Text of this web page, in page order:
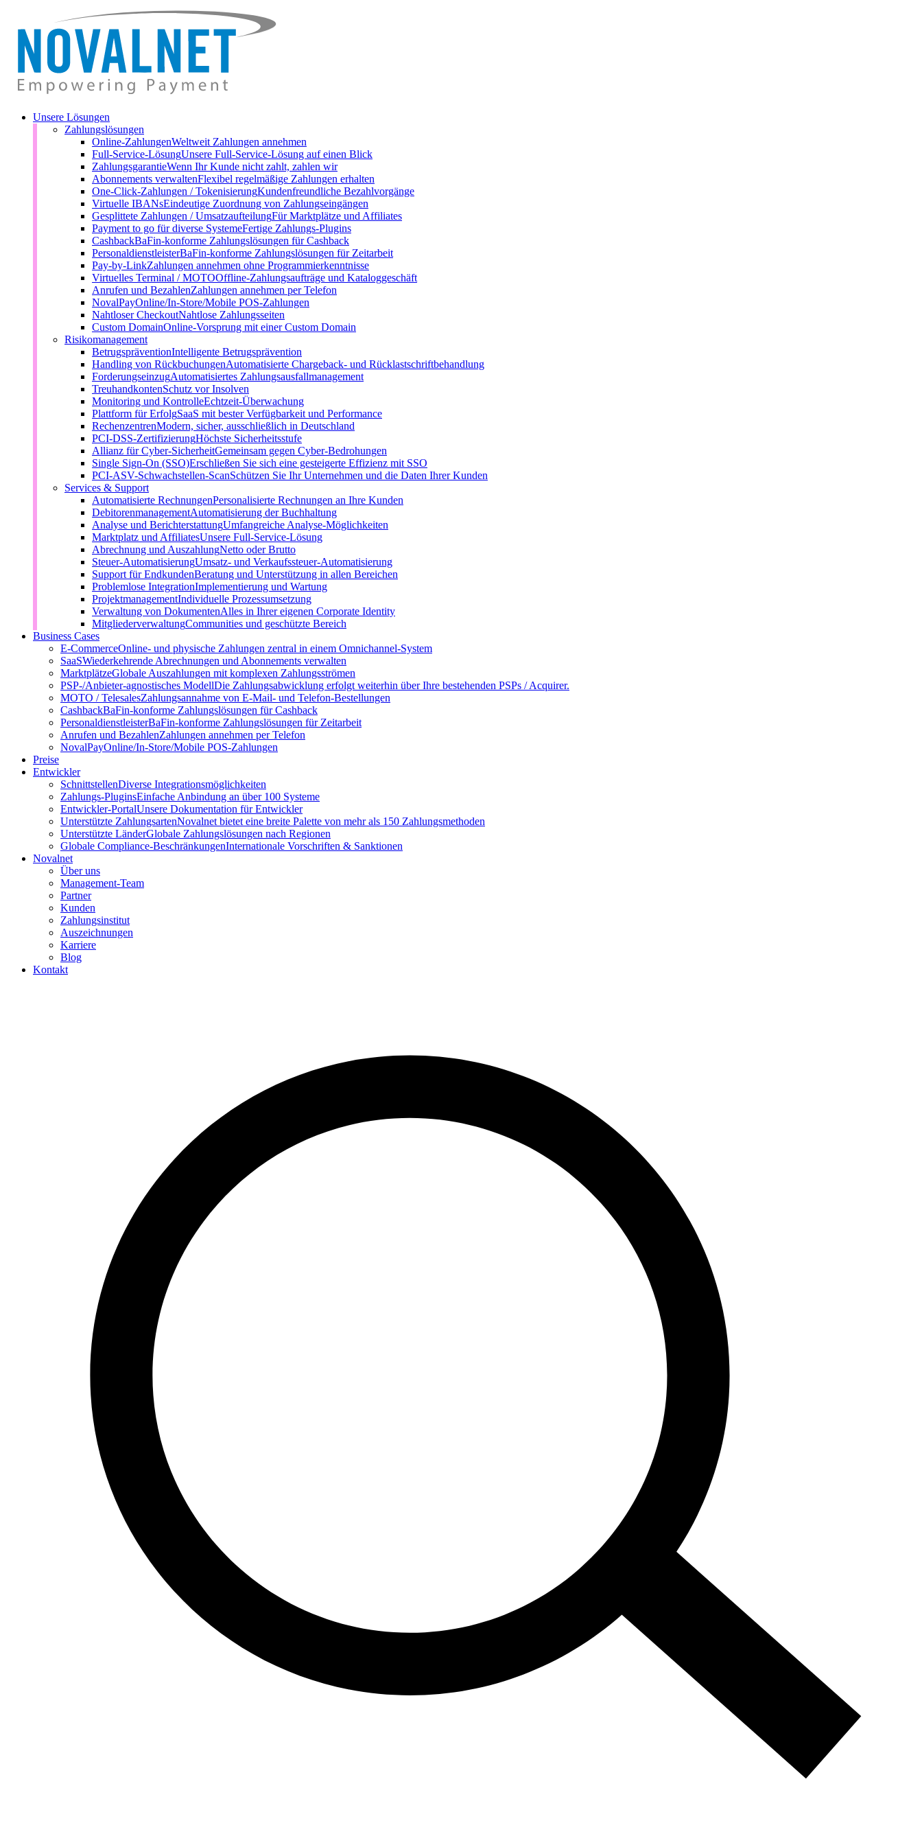
Unsere Lösungen
Zahlungslösungen
Online-ZahlungenWeltweit Zahlungen annehmen
Full-Service-LösungUnsere Full-Service-Lösung auf einen Blick
ZahlungsgarantieWenn Ihr Kunde nicht zahlt, zahlen wir
Abonnements verwaltenFlexibel regelmäßige Zahlungen erhalten
One-Click-Zahlungen / TokenisierungKundenfreundliche Bezahlvorgänge
Virtuelle IBANsEindeutige Zuordnung von Zahlungseingängen
Gesplittete Zahlungen / UmsatzaufteilungFür Marktplätze und Affiliates
Payment to go für diverse SystemeFertige Zahlungs-Plugins
CashbackBaFin-konforme Zahlungslösungen für Cashback
PersonaldienstleisterBaFin-konforme Zahlungslösungen für Zeitarbeit
Pay-by-LinkZahlungen annehmen ohne Programmierkenntnisse
Virtuelles Terminal / MOTOOffline-Zahlungsaufträge und Kataloggeschäft
Anrufen und BezahlenZahlungen annehmen per Telefon
NovalPayOnline/In-Store/Mobile POS-Zahlungen
Nahtloser CheckoutNahtlose Zahlungsseiten
Custom DomainOnline-Vorsprung mit einer Custom Domain
Risikomanagement
BetrugspräventionIntelligente Betrugsprävention
Handling von RückbuchungenAutomatisierte Chargeback- und Rücklastschriftbehandlung
ForderungseinzugAutomatisiertes Zahlungsausfallmanagement
TreuhandkontenSchutz vor Insolven
Monitoring und KontrolleEchtzeit-Überwachung
Plattform für ErfolgSaaS mit bester Verfügbarkeit und Performance
RechenzentrenModern, sicher, ausschließlich in Deutschland
PCI-DSS-ZertifizierungHöchste Sicherheitsstufe
Allianz für Cyber-SicherheitGemeinsam gegen Cyber-Bedrohungen
Single Sign-On (SSO)Erschließen Sie sich eine gesteigerte Effizienz mit SSO
PCI-ASV-Schwachstellen-ScanSchützen Sie Ihr Unternehmen und die Daten Ihrer Kunden
Services & Support
Automatisierte RechnungenPersonalisierte Rechnungen an Ihre Kunden
DebitorenmanagementAutomatisierung der Buchhaltung
Analyse und BerichterstattungUmfangreiche Analyse-Möglichkeiten
Marktplatz und AffiliatesUnsere Full-Service-Lösung
Abrechnung und AuszahlungNetto oder Brutto
Steuer-AutomatisierungUmsatz- und Verkaufssteuer-Automatisierung
Support für EndkundenBeratung und Unterstützung in allen Bereichen
Problemlose IntegrationImplementierung und Wartung
ProjektmanagementIndividuelle Prozessumsetzung
Verwaltung von DokumentenAlles in Ihrer eigenen Corporate Identity
MitgliederverwaltungCommunities und geschützte Bereich
Business Cases
E-CommerceOnline- und physische Zahlungen zentral in einem Omnichannel-System
SaaSWiederkehrende Abrechnungen und Abonnements verwalten
MarktplätzeGlobale Auszahlungen mit komplexen Zahlungsströmen
PSP-/Anbieter‑agnostisches ModellDie Zahlungsabwicklung erfolgt weiterhin über Ihre bestehenden PSPs / Acquirer.
MOTO / TelesalesZahlungsannahme von E-Mail- und Telefon-Bestellungen
CashbackBaFin-konforme Zahlungslösungen für Cashback
PersonaldienstleisterBaFin-konforme Zahlungslösungen für Zeitarbeit
Anrufen und BezahlenZahlungen annehmen per Telefon
NovalPayOnline/In-Store/Mobile POS-Zahlungen
Preise
Entwickler
SchnittstellenDiverse Integrationsmöglichkeiten
Zahlungs-PluginsEinfache Anbindung an über 100 Systeme
Entwickler-PortalUnsere Dokumentation für Entwickler
Unterstützte ZahlungsartenNovalnet bietet eine breite Palette von mehr als 150 Zahlungsmethoden
Unterstützte LänderGlobale Zahlungslösungen nach Regionen
Globale Compliance-BeschränkungenInternationale Vorschriften & Sanktionen
Novalnet
Über uns
Management-Team
Partner
Kunden
Zahlungsinstitut
Auszeichnungen
Karriere
Blog
Kontakt